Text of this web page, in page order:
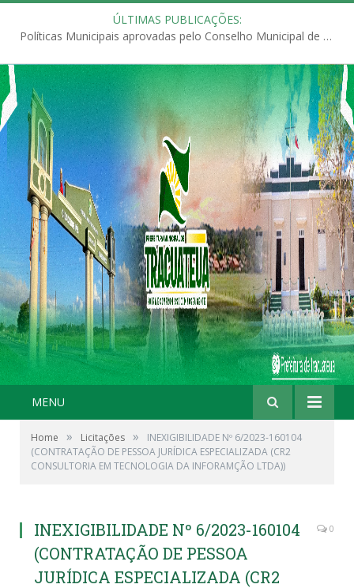
ÚLTIMAS PUBLICAÇÕES:
Políticas Municipais aprovadas pelo Conselho Municipal de Educação (CME)
MENU
Home » Licitações »
INEXIGIBILIDADE Nº 6/2023-160104
(CONTRATAÇÃO DE PESSOA JURÍDICA ESPECIALIZADA (CR2
CONSULTORIA EM TECNOLOGIA DA INFORAMÇÃO LTDA))
INEXIGIBILIDADE Nº 6/2023-160104
(CONTRATAÇÃO DE PESSOA
JURÍDICA ESPECIALIZADA (CR2
0